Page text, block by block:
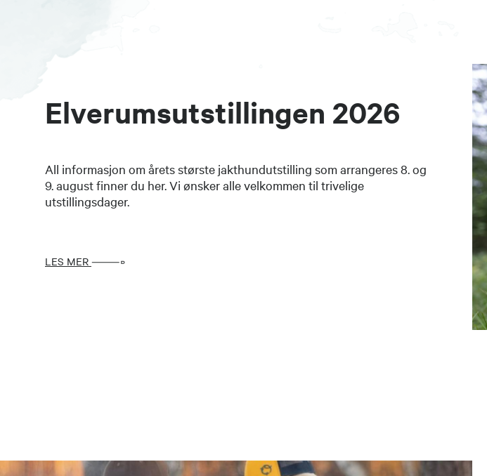
Elverumsutstillingen 2026
All informasjon om årets største jakthundutstilling som arrangeres 8. og
9. august finner du her. Vi ønsker alle velkommen til trivelige
utstillingsdager.
LES MER